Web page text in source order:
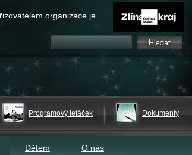
organizace je
Programový letáček Dokumenty
Dětem O nás